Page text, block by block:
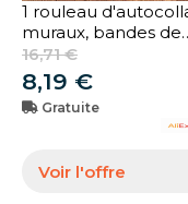
1 rouleau
muraux, bandes de
bord décoratives
salon, arrière-plan de
carrelage mural en
acier inoxydable,
garniture de bord
16,71 €
8,19 €
Gratuite
Voir l'offre